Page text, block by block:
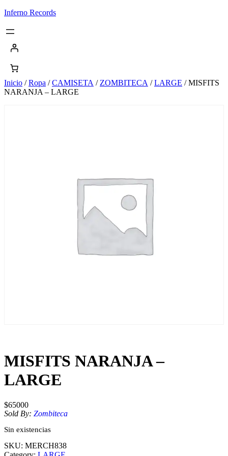
Saltar
contenido
Inferno Records
Inicio /Ropa /CAMISETA / ZOMBITECA /LARGE / MISFITS
NARANJA – LARGE
MISFITS NARANJA –
LARGE
$65000
Sold By: Zombiteca
Sin existencias
SKU: MERCH838